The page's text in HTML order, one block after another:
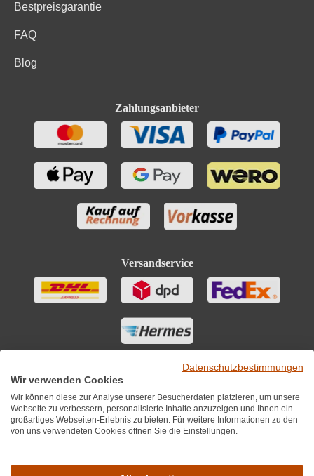
Bestpreisgarantie
FAQ
Blog
Zahlungsanbieter
Versandservice
Datenschutzbestimmungen
Wir verwenden Cookies
Wir können diese zur Analyse unserer Besucherdaten platzieren, um unsere
Webseite zu verbessern, personalisierte Inhalte anzuzeigen und Ihnen ein
großartiges Webseiten-Erlebnis zu bieten. Für weitere Informationen zu den
von uns verwendeten Cookies öffnen Sie die Einstellungen.